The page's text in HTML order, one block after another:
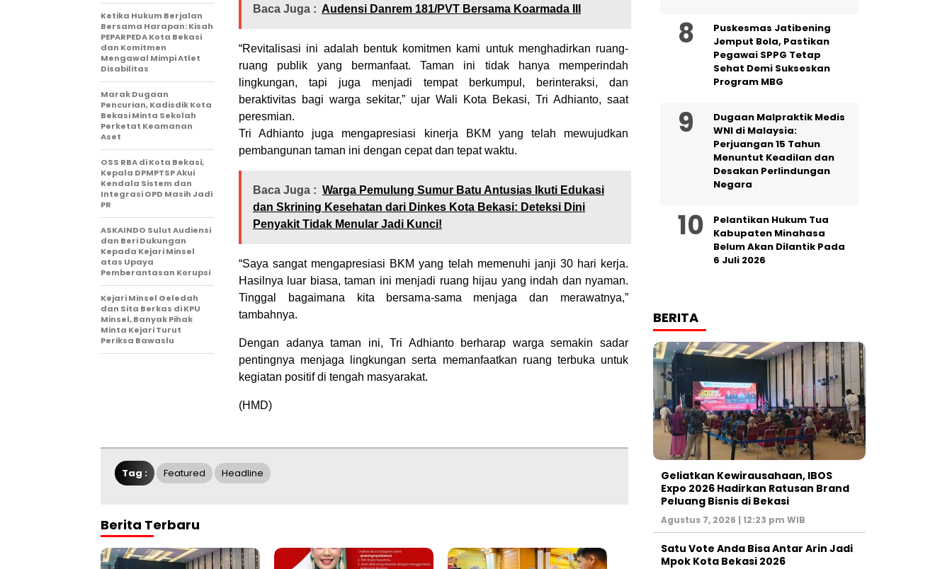
Baca Juga : Audensi Danrem 181/PVT Bersama Koarmada III
“Revitalisasi ini adalah bentuk komitmen kami untuk menghadirkan ruang-
ruang publik yang bermanfaat. Taman ini tidak hanya memperindah
lingkungan, tapi juga menjadi tempat berkumpul, berinteraksi, dan
beraktivitas bagi warga sekitar,” ujar Wali Kota Bekasi, Tri Adhianto, saat
peresmian.
Tri Adhianto juga mengapresiasi kinerja BKM yang telah mewujudkan
pembangunan taman ini dengan cepat dan tepat waktu.
Baca Juga : Warga Pemulung Sumur Batu Antusias Ikuti Edukasi
dan Skrining Kesehatan dari Dinkes Kota Bekasi: Deteksi Dini
Penyakit Tidak Menular Jadi Kunci!
“Saya sangat mengapresiasi BKM yang telah memenuhi janji 30 hari kerja.
Hasilnya luar biasa, taman ini menjadi ruang hijau yang indah dan nyaman.
Tinggal bagaimana kita bersama-sama menjaga dan merawatnya,”
tambahnya.
Dengan adanya taman ini, Tri Adhianto berharap warga semakin sadar
pentingnya menjaga lingkungan serta memanfaatkan ruang terbuka untuk
kegiatan positif di tengah masyarakat.
(HMD)
Ketika Hukum Berjalan
Bersama Harapan: Kisah
PEPARPEDA Kota Bekasi
dan Komitmen
Mengawal Mimpi Atlet
Disabilitas
‎Marak Dugaan
Pencurian, Kadisdik Kota
Bekasi Minta Sekolah
Perketat Keamanan
Aset
‎OSS RBA di Kota Bekasi,
Kepala DPMPTSP Akui
Kendala Sistem dan
Integrasi OPD Masih Jadi
PR
ASKAINDO Sulut Audiensi
dan Beri Dukungan
Kepada Kejari Minsel
atas Upaya
Pemberantasan Korupsi
Kejari Minsel Geledah
dan Sita Berkas di KPU
Minsel, Banyak Pihak
Minta Kejari Turut
Periksa Bawaslu
Tag : Featured Headline
Berita Terbaru
Puskesmas Jatibening
Jemput Bola, Pastikan
Pegawai SPPG Tetap
Sehat Demi Sukseskan
Program MBG
‎Dugaan Malpraktik Medis
WNI di Malaysia:
Perjuangan 15 Tahun
Menuntut Keadilan dan
Desakan Perlindungan
Negara
Pelantikan Hukum Tua
Kabupaten Minahasa
Belum Akan Dilantik Pada
6 Juli 2026
BERITA
‎Geliatkan Kewirausahaan, IBOS
Expo 2026 Hadirkan Ratusan Brand
Peluang Bisnis di Bekasi
Agustus 7, 2026 | 12:23 pm WIB
Satu Vote Anda Bisa Antar Arin Jadi
Mpok Kota Bekasi 2026